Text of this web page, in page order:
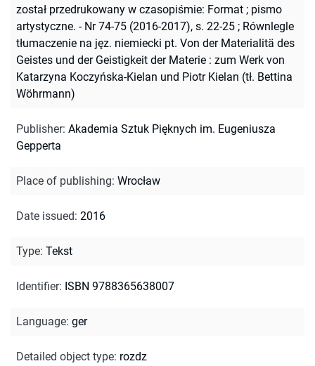
został przedrukowany w czasopiśmie: Format ; pismo
artystyczne. - Nr 74-75 (2016-2017), s. 22-25 ; Równlegle
tłumaczenie na jęz. niemiecki pt. Von der Materialitä des
Geistes und der Geistigkeit der Materie : zum Werk von
Katarzyna Koczyńska-Kielan und Piotr Kielan (tł. Bettina
Wöhrmann)
Publisher: Akademia Sztuk Pięknych im. Eugeniusza
Gepperta
Place of publishing: Wrocław
Date issued: 2016
Type: Tekst
Identifier: ISBN 9788365638007
Language: ger
Detailed object type: rozdz